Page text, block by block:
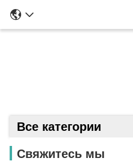
Все категории
Свяжитесь мы